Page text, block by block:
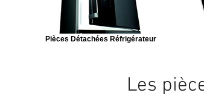
Pièces Détachées Réfrigérateur
Les